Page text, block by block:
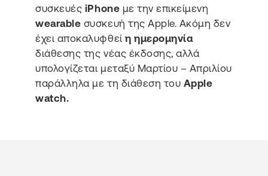
συσκευές iPhone με την επικείμενη
wearable συσκευή της Apple. Ακόμη δεν
έχει αποκαλυφθείη ημερομηνία
διάθεσης της νέας έκδοσης, αλλά
υπολογίζεται μεταξύ Μαρτίου – Απριλίου
παράλληλα με τη διάθεση του Apple
watch.